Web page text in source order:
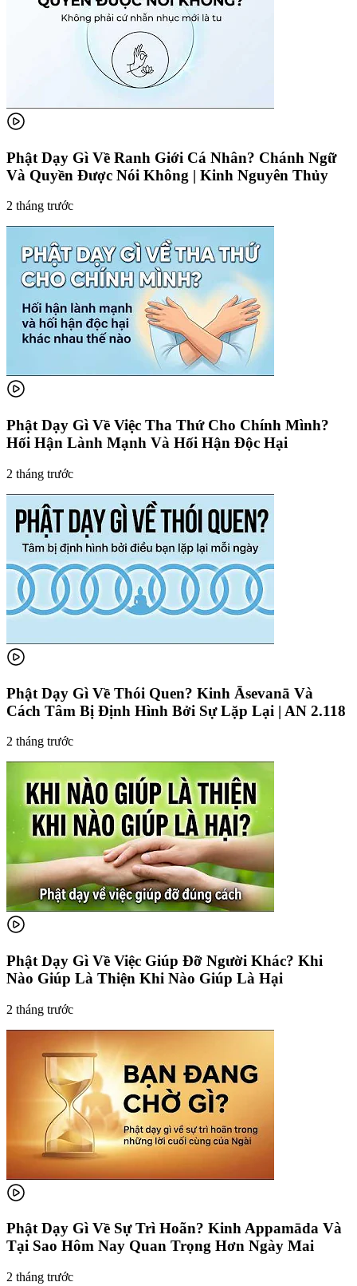
Phật Dạy Gì Về Ranh Giới Cá Nhân? Chánh Ngữ
Và Quyền Được Nói Không | Kinh Nguyên Thủy
2 tháng trước
Phật Dạy Gì Về Việc Tha Thứ Cho Chính Mình?
Hối Hận Lành Mạnh Và Hối Hận Độc Hại
2 tháng trước
Phật Dạy Gì Về Thói Quen? Kinh Āsevanā Và
Cách Tâm Bị Định Hình Bởi Sự Lặp Lại | AN 2.118
2 tháng trước
Phật Dạy Gì Về Việc Giúp Đỡ Người Khác? Khi
Nào Giúp Là Thiện Khi Nào Giúp Là Hại
2 tháng trước
Phật Dạy Gì Về Sự Trì Hoãn? Kinh Appamāda Và
Tại Sao Hôm Nay Quan Trọng Hơn Ngày Mai
2 tháng trước